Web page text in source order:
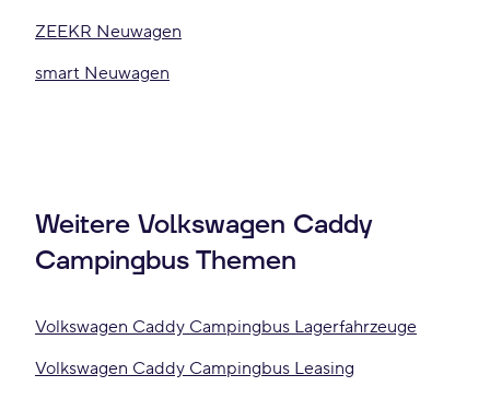
ZEEKR Neuwagen
smart Neuwagen
Weitere Volkswagen Caddy
Campingbus Themen
Volkswagen Caddy Campingbus Lagerfahrzeuge
Volkswagen Caddy Campingbus Leasing